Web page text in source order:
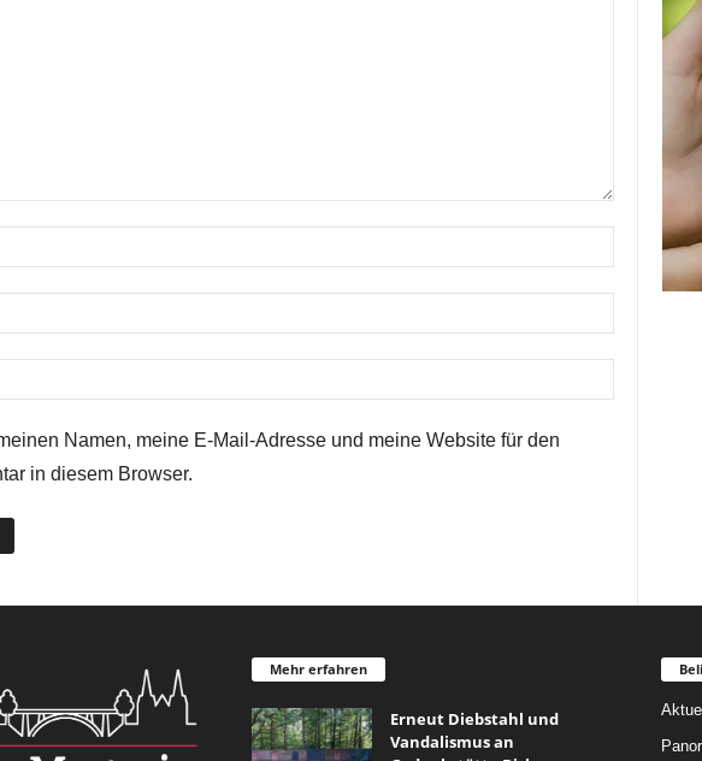
Namen, meine E-Mail-Adresse und meine Website für den
in diesem Browser.
Mehr erfahren
Erneut Diebstahl und
Vandalismus an